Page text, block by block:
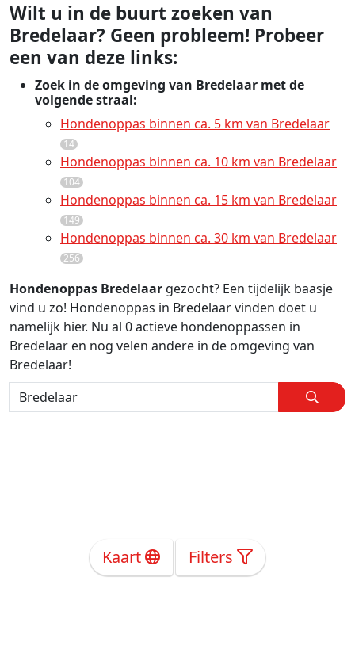
Wilt u in de buurt zoeken van
Bredelaar? Geen probleem! Probeer
een van deze links:
Zoek in de omgeving van Bredelaar met de
volgende straal:
Hondenoppas binnen ca. 5 km van Bredelaar
14
Hondenoppas binnen ca. 10 km van Bredelaar
104
Hondenoppas binnen ca. 15 km van Bredelaar
149
Hondenoppas binnen ca. 30 km van Bredelaar
256
Hondenoppas Bredelaar gezocht? Een tijdelijk baasje
vind u zo! Hondenoppas in Bredelaar vinden doet u
namelijk hier. Nu al 0 actieve hondenoppassen in
Bredelaar en nog velen andere in de omgeving van
Bredelaar!
Kaart Filters